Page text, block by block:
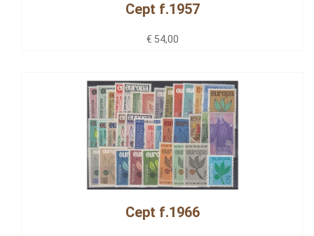
Cept f.1957
€ 54,00
Cept f.1966